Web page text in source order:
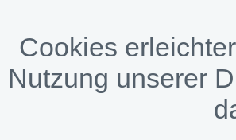
Cookies
Nutzung unserer